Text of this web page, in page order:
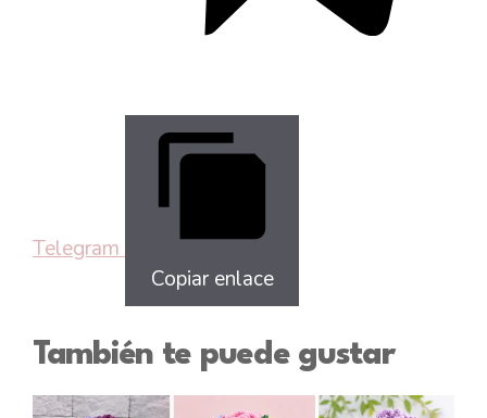
Telegram
Copiar enlace
También te puede gustar